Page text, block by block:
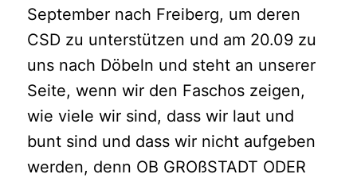
September nach Freiberg, um deren
CSD zu unterstützen und am 20.09 zu
uns nach Döbeln und steht an unserer
Seite, wenn wir den Faschos zeigen,
wie viele wir sind, dass wir laut und
bunt sind und dass wir nicht aufgeben
werden, denn OB GROßSTADT ODER